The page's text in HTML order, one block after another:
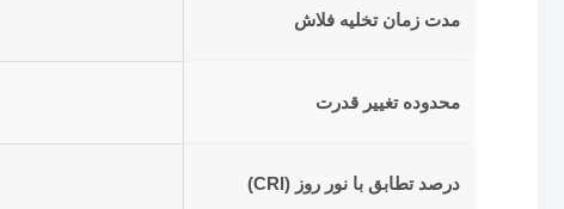
مدت زمان تخلیه فلاش
محدوده تغییر قدرت
درصد تطابق با نور روز (CRI)